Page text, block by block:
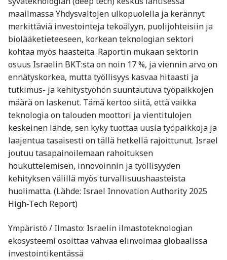
maailmassa Yhdysvaltojen ulkopuolella ja kerännyt
merkittäviä investointeja tekoälyyn, puolijohteisiin ja
biolääketieteeseen, korkean teknologian sektori
kohtaa myös haasteita. Raportin mukaan sektorin
osuus Israelin BKT:sta on noin 17 %, ja viennin arvo on
ennätyskorkea, mutta työllisyys kasvaa hitaasti ja
tutkimus- ja kehitystyöhön suuntautuva työpaikkojen
määrä on laskenut. Tämä kertoo siitä, että vaikka
teknologia on talouden moottori ja vientitulojen
keskeinen lähde, sen kyky tuottaa uusia työpaikkoja ja
laajentua tasaisesti on tällä hetkellä rajoittunut. Israel
joutuu tasapainoilemaan rahoituksen
houkuttelemisen, innovoinnin ja työllisyyden
kehityksen välillä myös turvallisuushaasteista
huolimatta. (Lähde: Israel Innovation Authority 2025
High-Tech Report)
Ympäristö / Ilmasto: Israelin ilmastoteknologian
ekosysteemi osoittaa vahvaa elinvoimaa globaalissa
investointikentässä